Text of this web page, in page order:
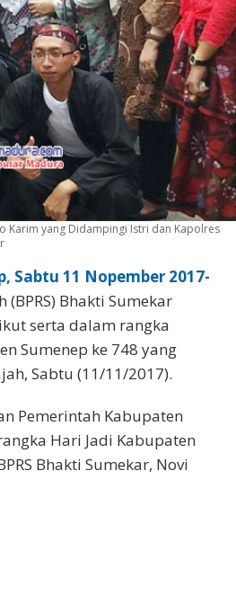
Karim yang Didampingi Istri dan Kapolres
Sabtu 11 Nopember 2017-
Bhakti Sumekar
serta dalam rangka
Sumenep ke 748 yang
Sabtu (11/11/2017).
Pemerintah Kabupaten
Hari Jadi Kabupaten
Bhakti Sumekar, Novi